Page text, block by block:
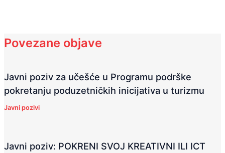
Povezane objave
Javni poziv za učešće u Programu podrške
pokretanju poduzetničkih inicijativa u turizmu
Javni pozivi
Javni poziv: POKRENI SVOJ KREATIVNI ILI ICT